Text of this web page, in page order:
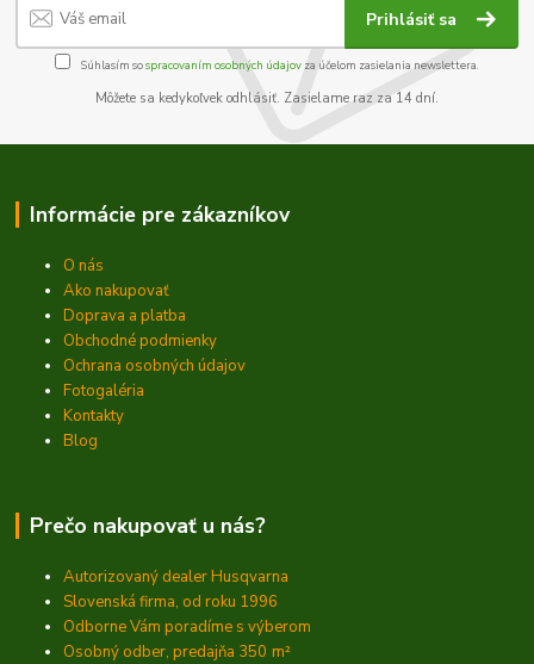
Prihlásiť sa
Súhlasím sospracovaním osobných údajov za účelom zasielania newslettera.
Môžete sa kedykoľvek odhlásiť. Zasielame raz za 14 dní.
Informácie pre zákazníkov
O nás
Ako nakupovať
Doprava a platba
Obchodné podmienky
Ochrana osobných údajov
Fotogaléria
Kontakty
Blog
Prečo nakupovať u nás?
Autorizovaný dealer Husqvarna
Slovenská firma, od roku 1996
Odborne Vám poradíme s výberom
Osobný odber, predajňa 350 m²